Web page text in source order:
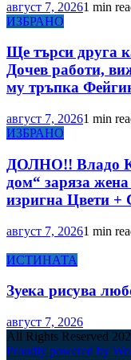
август 7, 20261 min
ИЗБРАНО
Ще търси друга
Дочев работи,
му тръпка
август 7, 20261 min
ИЗБРАНО
ДОЛНО!! Владо
дом“ заряза
изригна Цвети
август 7, 20261 min
ИСТИНАТА
Зуека рисува
август 7, 2026
All Rights Reserved
Proudly powered by